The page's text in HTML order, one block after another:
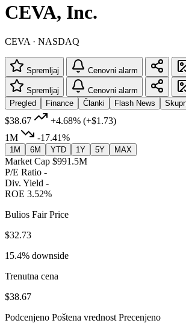
CEVA, Inc.
CEVA · NASDAQ
Spremljaj Cenovni alarm
Spremljaj
Cenovni alarm
Pregled
Finance Članki Flash News
$38.67 +4.68% (+$1.73)
1M
-17.41%
1M 6M YTD 1Y 5Y MAX
Market Cap $991.5M
P/E Ratio -
Div. Yield -
ROE 3.52%
Bulios Fair Price
$32.73
15.4% downside
Trenutna cena
$38.67
Podcenjeno Poštena vrednost Precenjeno